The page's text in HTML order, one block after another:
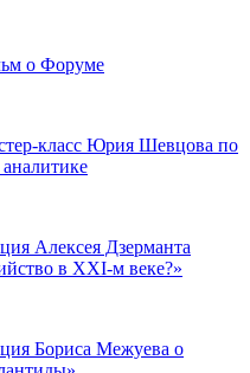
о Форуме
класс Юрия Шевцова по
Алексея Дзерманта
в XXI-м веке?»
Бориса Межуева о